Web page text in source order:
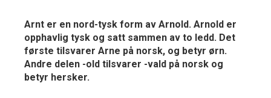
Arnt er en nord-tysk form av Arnold. Arnold er
opphavlig tysk og satt sammen av to ledd. Det
første tilsvarer Arne på norsk, og betyr ørn.
Andre delen -old tilsvarer -vald på norsk og
betyr hersker.